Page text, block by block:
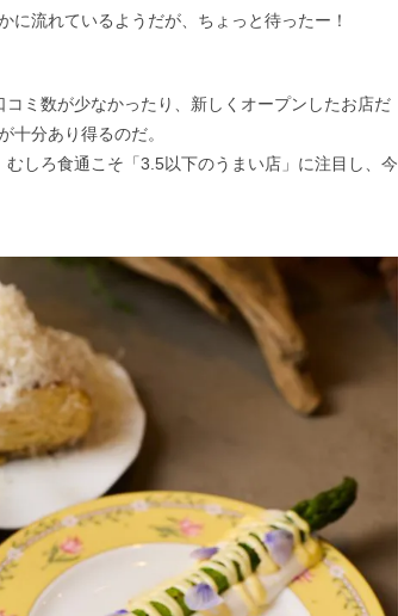
流れているようだが、ちょっと待ったー！
ミ数が少なかったり、新しくオープンしたお店だ
十分あり得るのだ。
しろ食通こそ「3.5以下のうまい店」に注目し、今